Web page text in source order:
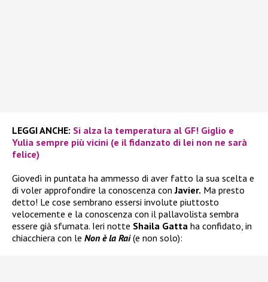
LEGGI ANCHE: Si alza la temperatura al GF! Giglio e
Yulia sempre più vicini (e il fidanzato di lei non ne sarà
felice)
Giovedì in puntata ha ammesso di aver fatto la sua scelta e
di voler approfondire la conoscenza con Javier. Ma presto
detto! Le cose sembrano essersi involute piuttosto
velocemente e la conoscenza con il pallavolista sembra
essere già sfumata. Ieri notte Shaila Gatta ha confidato, in
chiacchiera con le Non è la Rai(e non solo):